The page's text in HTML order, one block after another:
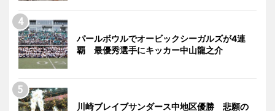
パールボウルでオービックシーガルズが4連
覇 最優秀選手にキッカー中山龍之介
川崎ブレイブサンダース中地区優勝 悲願の